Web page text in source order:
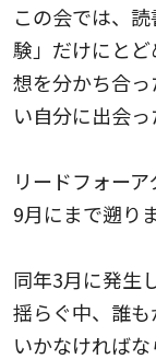
この会では、
験」だけにと
想を分かち合
い自分に出会っ
リードフォー
9月にまで遡りま
同年3月に発生
揺らぐ中、誰
いかなければな